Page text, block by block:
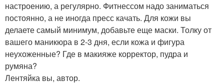
настроению, а регулярно. Фитнессом надо заниматься
постоянно, а не иногда пресс качать. Для кожи вы
делаете самый минимум, добавьте еще маски. Толку от
вашего маникюра в 2-3 дня, если кожа и фигура
неухоженные? Где в макияже корректор, пудра и
румяна?
Лентяйка вы, автор.